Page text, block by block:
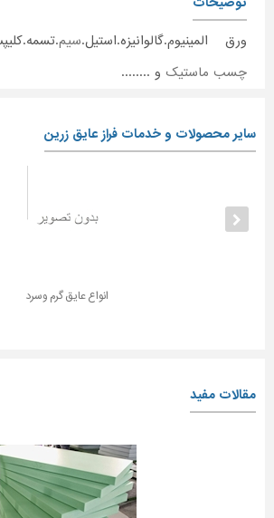
ورق المینیوم.گالوانیزه.استیل.سیم
چسب ماستیک و ........
سایر محصولات و خدمات فراز عایق زرین
انواع عایق گرم وسرد
مقالات مفید